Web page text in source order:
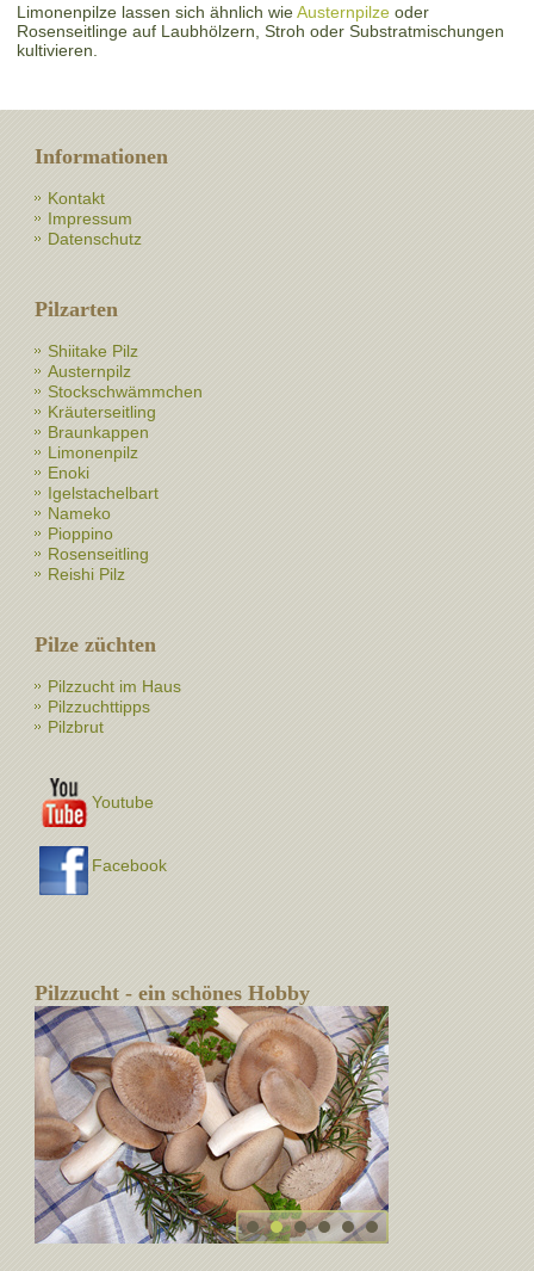
Limonenpilze lassen sich ähnlich wieAusternpilze oder
Rosenseitlinge auf Laubhölzern, Stroh oder Substratmischungen
kultivieren.
Informationen
Kontakt
Impressum
Datenschutz
Pilzarten
Shiitake Pilz
Austernpilz
Stockschwämmchen
Kräuterseitling
Braunkappen
Limonenpilz
Enoki
Igelstachelbart
Nameko
Pioppino
Rosenseitling
Reishi Pilz
Pilze züchten
Pilzzucht im Haus
Pilzzuchttipps
Pilzbrut
Youtube
Facebook
Pilzzucht - ein schönes Hobby